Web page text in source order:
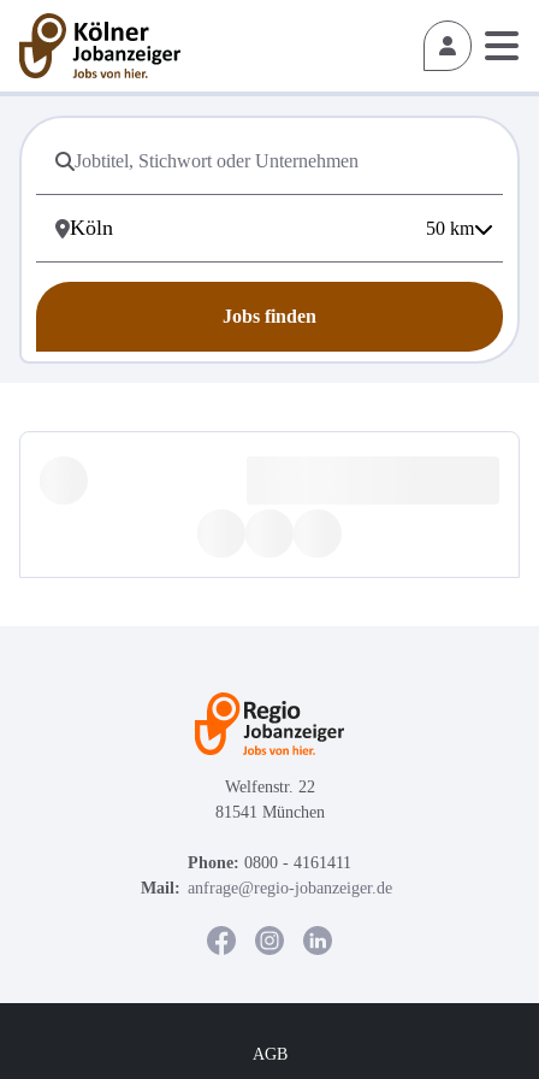
50 km
Jobs finden
Welfenstr. 22
81541 München
Phone: 0800 - 4161411
Mail: anfrage@regio-jobanzeiger.de
AGB